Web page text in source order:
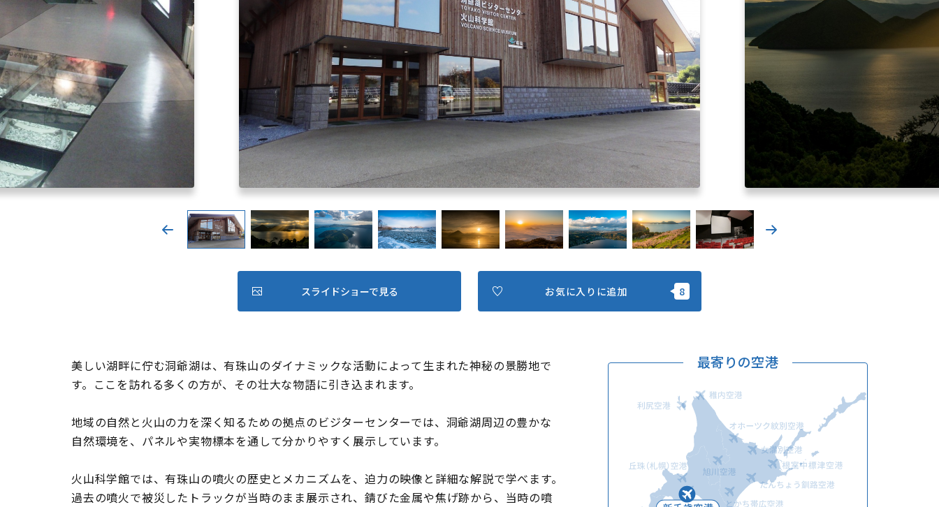
旅のテーマで探す
7つの国立公園
キュンちゃんの部屋
さっぽろ圏e旅ギフト
動画ライブラリー
お問い合わせ
Languages
美しい湖畔に佇む洞爺湖は、有珠山のダイナミックな活動によって生まれた神秘の景勝地で
す。ここを訪れる多くの方が、その壮大な物語に引き込まれます。
地域の自然と火山の力を深く知るための拠点のビジターセンターでは、洞爺湖周辺の豊かな
自然環境を、パネルや実物標本を通して分かりやすく展示しています。
火山科学館では、有珠山の噴火の歴史とメカニズムを、迫力の映像と詳細な解説で学べます。
過去の噴火で被災したトラックが当時のまま展示され、錆びた金属や焦げ跡から、当時の噴
スライドショーで見る お気に入りに追加
最寄りの空港